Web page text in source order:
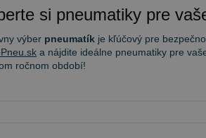
si pneumatiky pre
výber pneumatík je kľúčový pre
a nájdite ideálne pneumatiky pre
ročnom období!